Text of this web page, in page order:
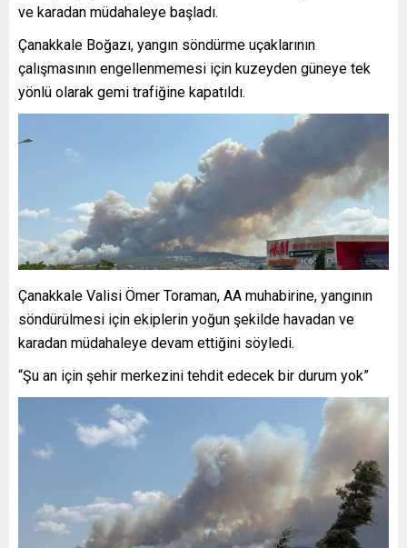
ve karadan müdahaleye başladı.
Çanakkale Boğazı, yangın söndürme uçaklarının
çalışmasının engellenmemesi için kuzeyden güneye tek
yönlü olarak gemi trafiğine kapatıldı.
Çanakkale Valisi Ömer Toraman, AA muhabirine, yangının
söndürülmesi için ekiplerin yoğun şekilde havadan ve
karadan müdahaleye devam ettiğini söyledi.
“Şu an için şehir merkezini tehdit edecek bir durum yok”